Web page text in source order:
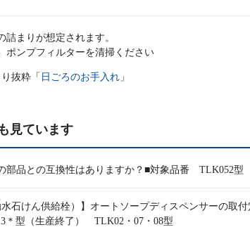
まりが想定されます。
ポンプフィルターを清掃ください
抜粋「 日ごろのお手入れ 」
見ています
部品との互換性はありますか？■対象品番 TLK052型
石けん供給栓）】オートソープディスペンサーの取
型（生産終了） TLK02・07・08型